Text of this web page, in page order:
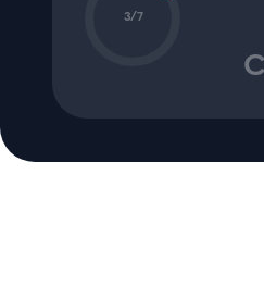
3/7